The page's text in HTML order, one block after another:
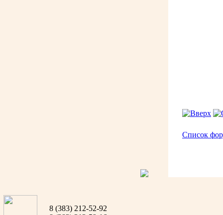
Список
8 (383) 212-52-92